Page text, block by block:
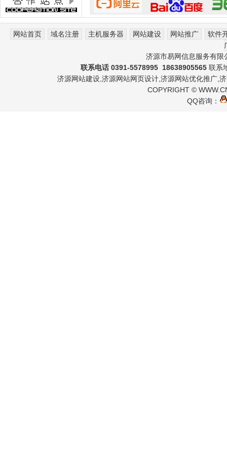
网站首页 域名注册 主机服务器 网站建设 网站推广
软件
济源市易网信息服务有
联系电话 0391-5578995 18638905565联系
济源网站建设 济源网站网页设计 济源网站优化推广
COPYRIGHT ©
QQ咨询：